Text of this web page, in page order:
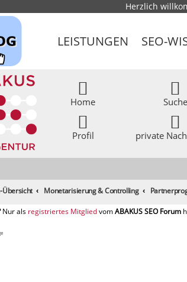
Herzlich
LEISTUNGEN SEO-
Home
Profil
Suche
private
Übersicht Monetarisierung & Controlling
registriertes Mitglied